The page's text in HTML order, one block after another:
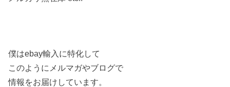
僕はebay輸入に特化して
このようにメルマガやブログで
情報をお届けしています。